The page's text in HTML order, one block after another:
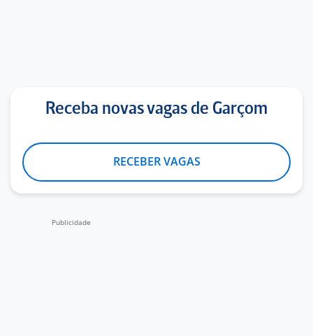
Receba novas vagas de Garçom
RECEBER VAGAS